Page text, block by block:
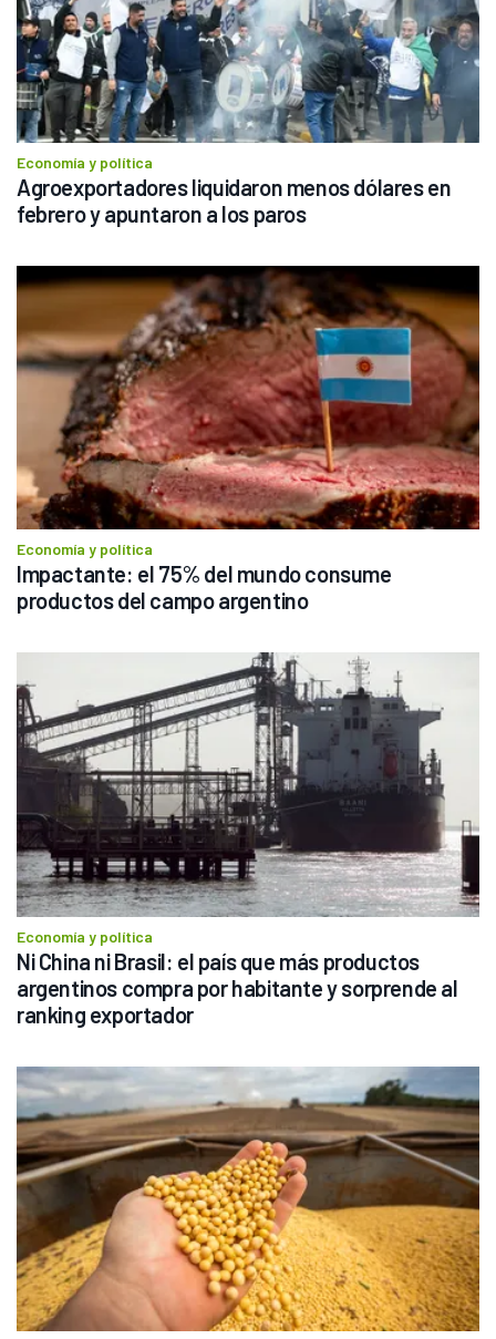
Economía y política
Agroexportadores liquidaron menos dólares en
febrero y apuntaron a los paros
Economía y política
Impactante: el 75% del mundo consume
productos del campo argentino
Economía y política
Ni China ni Brasil: el país que más productos
argentinos compra por habitante y sorprende al
ranking exportador